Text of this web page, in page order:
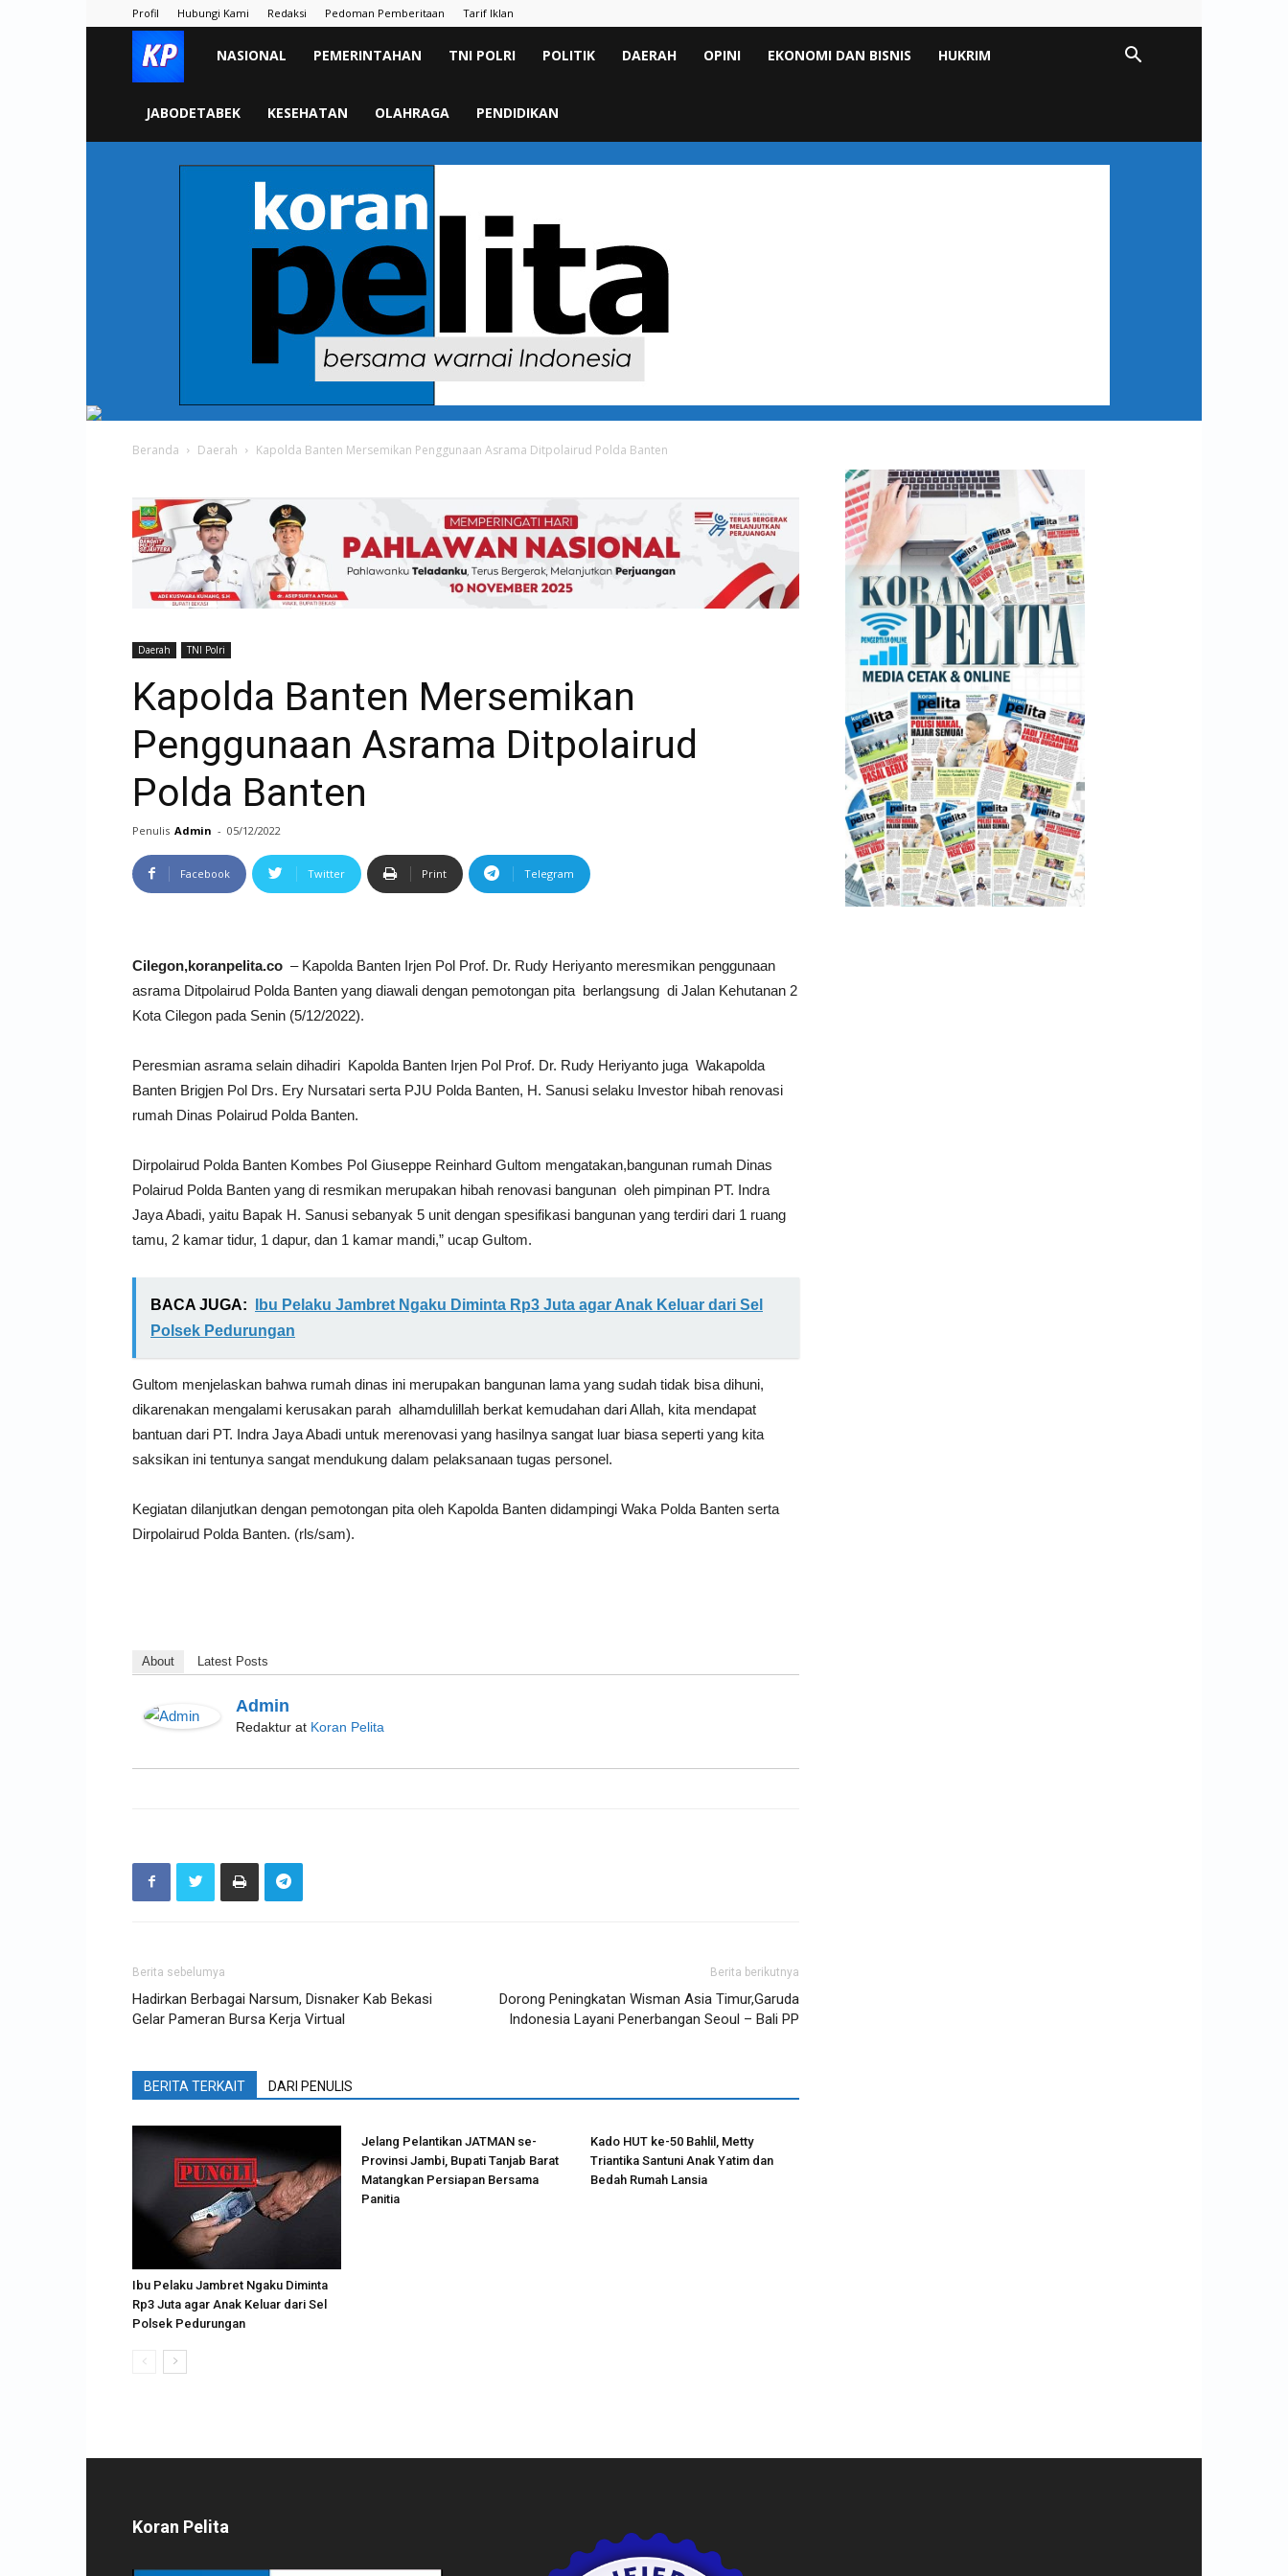
Profil Hubungi Kami Redaksi Pedoman Pemberitaan Tarif Iklan
KORAN
PELITA
NASIONAL PEMERINTAHAN TNI POLRI POLITIK DAERAH OPINI EKONOMI DAN BISNIS HUKRIM
JABODETABEK KESEHATAN OLAHRAGA PENDIDIKAN
Beranda Daerah Kapolda Banten Mersemikan Penggunaan Asrama Ditpolairud Polda Banten
Daerah TNI Polri
Kapolda Banten Mersemikan
Penggunaan Asrama Ditpolairud
Polda Banten
Penulis Admin - 05/12/2022
Facebook Twitter Print Telegram
Cilegon,koranpelita.co – Kapolda Banten Irjen Pol Prof. Dr. Rudy Heriyanto meresmikan penggunaan
asrama Ditpolairud Polda Banten yang diawali dengan pemotongan pita berlangsung di Jalan Kehutanan 2
Kota Cilegon pada Senin (5/12/2022).
Peresmian asrama selain dihadiri Kapolda Banten Irjen Pol Prof. Dr. Rudy Heriyanto juga Wakapolda
Banten Brigjen Pol Drs. Ery Nursatari serta PJU Polda Banten, H. Sanusi selaku Investor hibah renovasi
rumah Dinas Polairud Polda Banten.
Dirpolairud Polda Banten Kombes Pol Giuseppe Reinhard Gultom mengatakan,bangunan rumah Dinas
Polairud Polda Banten yang di resmikan merupakan hibah renovasi bangunan oleh pimpinan PT. Indra
Jaya Abadi, yaitu Bapak H. Sanusi sebanyak 5 unit dengan spesifikasi bangunan yang terdiri dari 1 ruang
tamu, 2 kamar tidur, 1 dapur, dan 1 kamar mandi,” ucap Gultom.
BACA JUGA:
Ibu Pelaku Jambret Ngaku Diminta Rp3 Juta agar Anak Keluar dari Sel
Polsek Pedurungan
Gultom menjelaskan bahwa rumah dinas ini merupakan bangunan lama yang sudah tidak bisa dihuni,
dikarenakan mengalami kerusakan parah alhamdulillah berkat kemudahan dari Allah, kita mendapat
bantuan dari PT. Indra Jaya Abadi untuk merenovasi yang hasilnya sangat luar biasa seperti yang kita
saksikan ini tentunya sangat mendukung dalam pelaksanaan tugas personel.
Kegiatan dilanjutkan dengan pemotongan pita oleh Kapolda Banten didampingi Waka Polda Banten serta
Dirpolairud Polda Banten. (rls/sam).
About Latest Posts
Admin
Redaktur at Koran Pelita
Berita sebelumya
Hadirkan Berbagai Narsum, Disnaker Kab Bekasi
Gelar Pameran Bursa Kerja Virtual
Berita berikutnya
Dorong Peningkatan Wisman Asia Timur,Garuda
Indonesia Layani Penerbangan Seoul – Bali PP
BERITA TERKAIT DARI PENULIS
Ibu Pelaku Jambret Ngaku Diminta
Rp3 Juta agar Anak Keluar dari Sel
Polsek Pedurungan
Jelang Pelantikan JATMAN se-
Provinsi Jambi, Bupati Tanjab Barat
Matangkan Persiapan Bersama
Panitia
Kado HUT ke-50 Bahlil, Metty
Triantika Santuni Anak Yatim dan
Bedah Rumah Lansia
Koran Pelita